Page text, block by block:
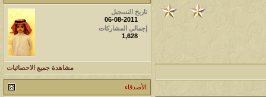
177573 آخر رد:محمد الخضيري
آخر مشاركة
آخر مشاركة
آخر رد:
تاريخ التسجيل
06-08-2011
إجمالي المشاركات
1,628
مشاهدة جميع الاحصائيات
الأصدقاء